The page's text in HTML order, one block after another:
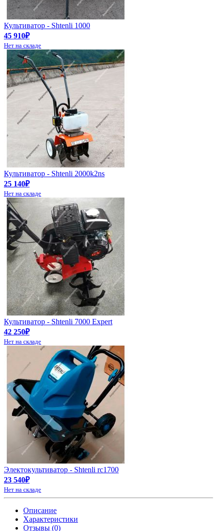
Культиватор - Shtenli 1000
45 910₽
Нет на складе
Культиватор - Shtenli 2000k2ns
25 140₽
Нет на складе
Культиватор - Shtenli 7000 Expert
42 250₽
Нет на складе
Электокультиватор - Shtenli rc1700
23 540₽
Нет на складе
Описание
Характеристики
Отзывы (0)